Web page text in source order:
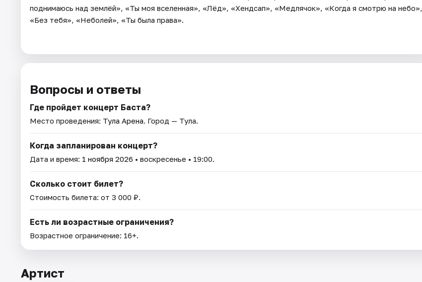
поднимаюсь над землёй», «Ты моя вселенная», «Лёд», «Хендсап», «Медлячок», «Когда я смотрю на небо»,
«Без тебя», «Неболей», «Ты была права».
Вопросы и ответы
Где пройдет концерт Баста?
Место проведения: Тула Арена. Город — Тула.
Когда запланирован концерт?
Дата и время: 1 ноября 2026 • воскресенье • 19:00.
Сколько стоит билет?
Стоимость билета: от 3 000 ₽.
Есть ли возрастные ограничения?
Возрастное ограничение: 16+.
Артист